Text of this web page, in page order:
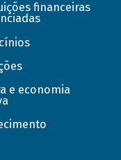
financeiras
e economia